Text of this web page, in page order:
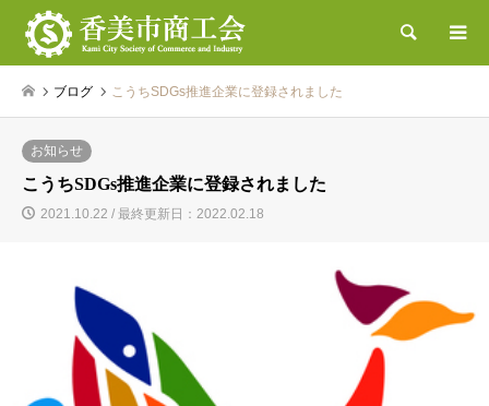
検索
ブログ こうちSDGs推進企業に登録されました
お知らせ
こうちSDGs推進企業に登録されました
2021.10.22 / 最終更新日：2022.02.18